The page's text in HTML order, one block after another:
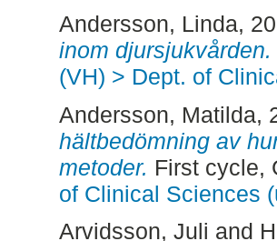
Andersson, Linda,
inom djursjukvården.
(VH) > Dept. of
Andersson, Matilda,
hältbedömning av
metoder. First cycle,
of Clinical Sciences
Arvidsson, Juli and